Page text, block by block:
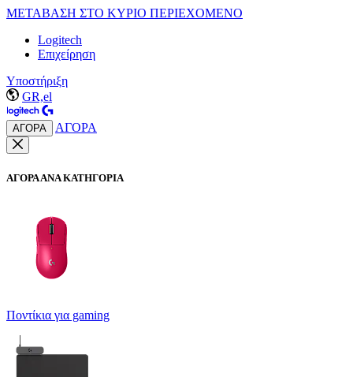
ΜΕΤΑΒΑΣΗ ΣΤΟ ΚΥΡΙΟ ΠΕΡΙΕΧΟΜΕΝΟ
Logitech
Επιχείρηση
Υποστήριξη
GR,el
ΑΓΟΡΑ ΑΓΟΡΑ
ΑΓΟΡΑ ΑΝΑ ΚΑΤΗΓΟΡΙΑ
Ποντίκια για gaming